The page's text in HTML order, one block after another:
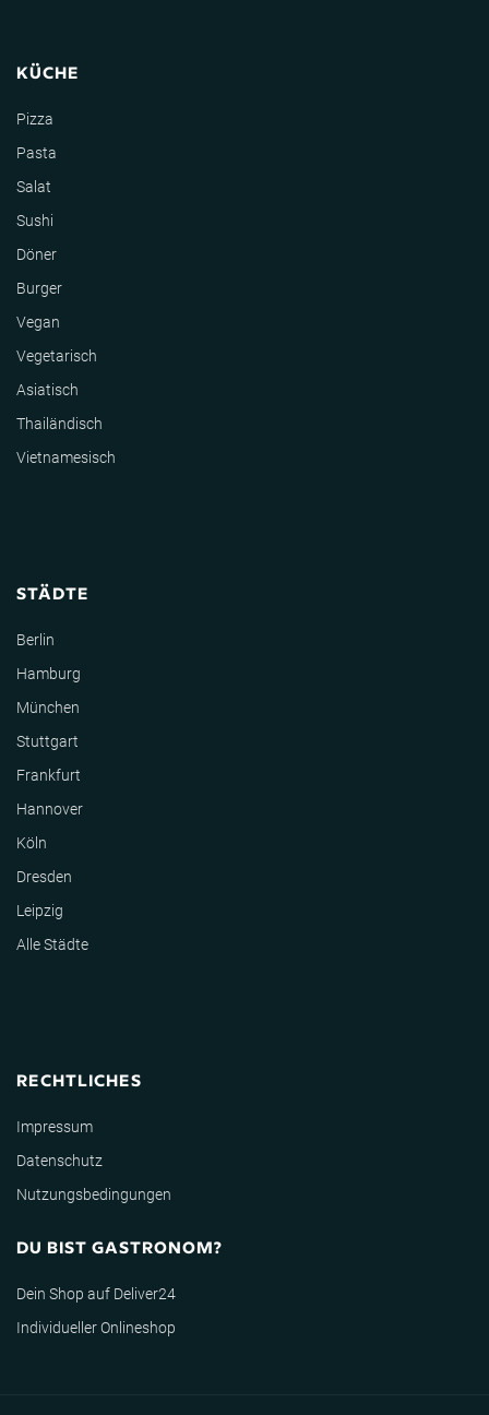
KÜCHE
Pizza
Pasta
Salat
Sushi
Döner
Burger
Vegan
Vegetarisch
Asiatisch
Thailändisch
Vietnamesisch
STÄDTE
Berlin
Hamburg
München
Stuttgart
Frankfurt
Hannover
Köln
Dresden
Leipzig
Alle Städte
RECHTLICHES
Impressum
Datenschutz
Nutzungsbedingungen
DU BIST GASTRONOM?
Dein Shop auf Deliver24
Individueller Onlineshop